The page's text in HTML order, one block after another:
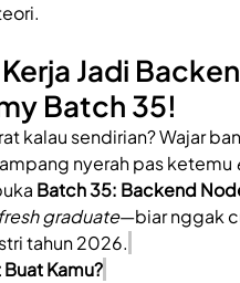
Jadi
Batch 35!
kalau sendirian? Wajar
nyerah pas ketemu
Batch 35: Backend
fresh graduate—biar nggak
tahun 2026.
Kamu?